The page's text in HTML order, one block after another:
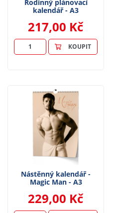
Rodinný plánovací
kalendář - A3
217,00 Kč
KOUPIT
Nástěnný kalendář -
Magic Man - A3
229,00 Kč